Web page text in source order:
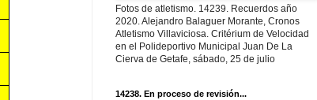
Fotos de atletismo. 14239. Recuerdos año
2020. Alejandro Balaguer Morante, Cronos
Atletismo Villaviciosa. Critérium de Velocidad
en el Polideportivo Municipal Juan De La
Cierva de Getafe, sábado, 25 de julio
14238. En proceso de revisión...